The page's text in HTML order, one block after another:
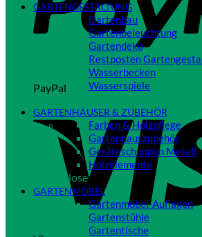
PayPal
GARTENGESTALTUNG
Gartenbau
Gartenbeleuchtung
Gartendeko
Restposten
Wasserbecken
Wasserspiele
GARTENHÄUSER & ZUBEHÖR
Farben & Holzpflege
Gartenhauszubehör
Geräteschuppen Metall
Holzelemente
Close
GARTENMÖBEL
Gartenmöbel-Auflagen
Gartenstühle
Gartentische